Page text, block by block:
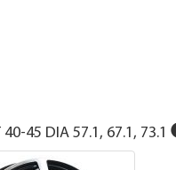
40-45 DIA 57.1, 67.1, 73.1